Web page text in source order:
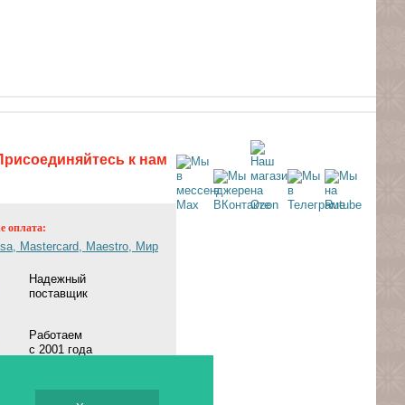
к нам
оплата:
Надежный
поставщик
Работаем
с 2001 года